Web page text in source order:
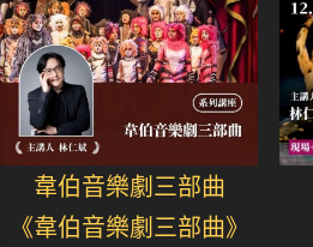
韋伯音樂劇三部曲
《韋伯音樂劇三部曲》